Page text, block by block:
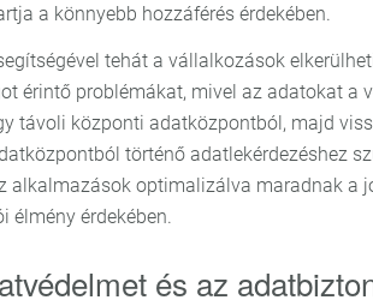
a könnyebb hozzáférés érdekében.
tehát a vállalkozások
érintő problémákat, mivel az adatokat a
távoli központi adatközpontból, majd
történő adatlekérdezéshez
alkalmazások optimalizálva maradnak a
élmény érdekében.
és az